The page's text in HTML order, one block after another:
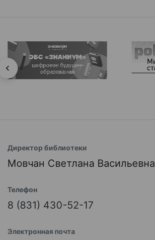
Директор библиотеки
Мовчан Светлана Васильевна
Телефон
8 (831) 430-52-17
Электронная почта